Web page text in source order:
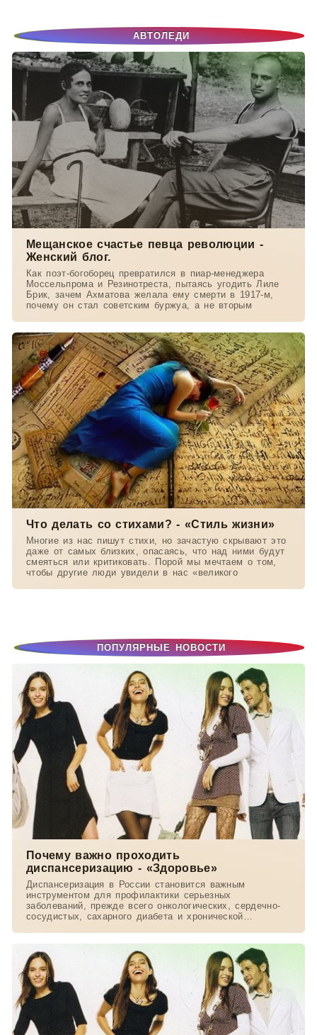
АВТОЛЕДИ
Мещанское счастье певца революции -
Женский блог.
Как поэт-богоборец превратился в пиар-менеджера
Моссельпрома и Резинотреста, пытаясь угодить Лиле
Брик, зачем Ахматова желала ему смерти в 1917-м,
почему он стал советским буржуа, а не вторым
Что делать со стихами? - «Стиль жизни»
Многие из нас пишут стихи, но зачастую скрывают это
даже от самых близких, опасаясь, что над ними будут
смеяться или критиковать. Порой мы мечтаем о том,
чтобы другие люди увидели в нас «великого
ПОПУЛЯРНЫЕ НОВОСТИ
Почему важно проходить
диспансеризацию - «Здоровье»
Диспансеризация в России становится важным
инструментом для профилактики серьезных
заболеваний, прежде всего онкологических, сердечно-
сосудистых, сахарного диабета и хронической